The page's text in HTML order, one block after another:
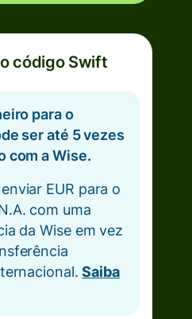
código Swift
para o
ser até 5 vezes
com a Wise.
EUR para o
com uma
da Wise em vez
Saiba